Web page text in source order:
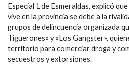
Especial 1 de Esmeraldas, explicó
vive en la provincia se debe a la
grupos de delincuencia organizada
Tiguerones» y «Los Gangster»,
territorio para comerciar droga y
secuestros y extorsiones.